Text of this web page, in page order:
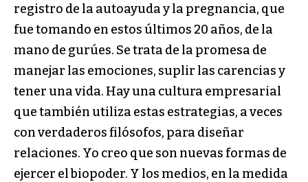
registro de la autoayuda y la pregnancia, que
fue tomando en estos últimos 20 años, de la
mano de gurúes. Se trata de la promesa de
manejar las emociones, suplir las carencias y
tener una vida. Hay una cultura empresarial
que también utiliza estas estrategias, a veces
con verdaderos filósofos, para diseñar
relaciones. Yo creo que son nuevas formas de
ejercer el biopoder. Y los medios, en la medida